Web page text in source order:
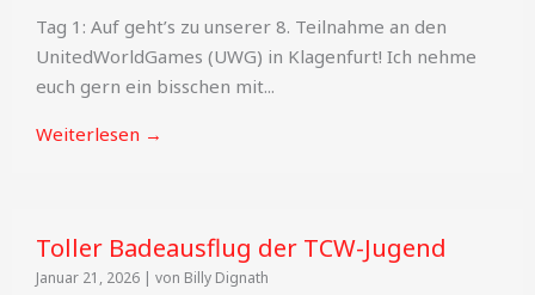
Tag 1: Auf geht’s zu unserer 8. Teilnahme an den
UnitedWorldGames (UWG) in Klagenfurt! Ich nehme
euch gern ein bisschen mit...
Weiterlesen →
Toller Badeausflug der TCW-Jugend
Januar 21, 2026 von Billy Dignath